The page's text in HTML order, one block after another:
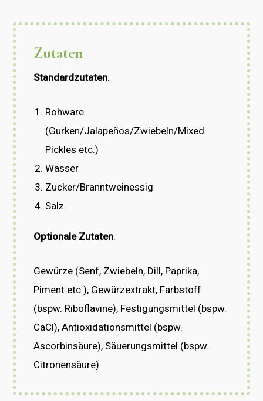
Zutaten
Standardzutaten:
Rohware
(Gurken/Jalapeños/Zwiebeln/Mixed
Pickles etc.)
Wasser
Zucker/Branntweinessig
Salz
Optionale Zutaten:
Gewürze (Senf, Zwiebeln, Dill, Paprika,
Piment etc.), Gewürzextrakt, Farbstoff
(bspw. Riboflavine), Festigungsmittel (bspw.
CaCl), Antioxidationsmittel (bspw.
Ascorbinsäure), Säuerungsmittel (bspw.
Citronensäure)